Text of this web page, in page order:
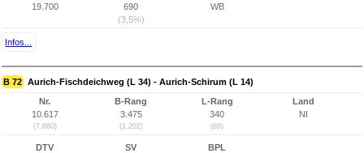
19.700
690
(3,5%)
WB
Infos...
B 72 Aurich-Fischdeichweg (L 34) - Aurich-Schirum (L 14)
Nr.
10.617
(7.680)
B-Rang
3.475
(1.202)
L-Rang
340
(89)
Land
NI
DTV
SV
BPL